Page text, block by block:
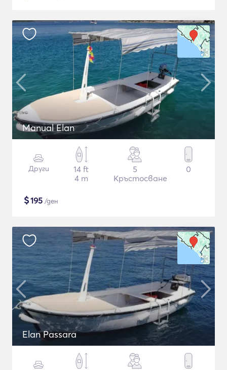
Manual Elan
Други
14 ft
4 m
5
Кръстосване
0
$195 /ден
Elan Passara